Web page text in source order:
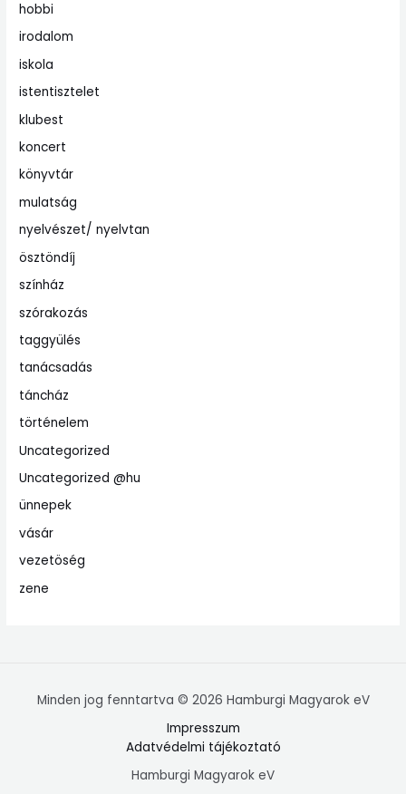
hobbi
irodalom
iskola
istentisztelet
klubest
koncert
könyvtár
mulatság
nyelvészet/ nyelvtan
ösztöndíj
színház
szórakozás
taggyülés
tanácsadás
táncház
történelem
Uncategorized
Uncategorized @hu
ünnepek
vásár
vezetöség
zene
Minden jog fenntartva © 2026 Hamburgi Magyarok eV
Impresszum
Adatvédelmi tájékoztató
Hamburgi Magyarok eV